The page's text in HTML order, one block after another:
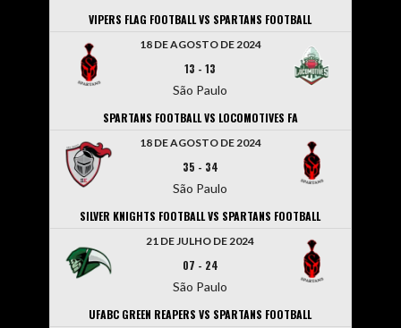
VIPERS FLAG FOOTBALL VS SPARTANS FOOTBALL
18 DE AGOSTO DE 2024
13 -13
São Paulo
SPARTANS FOOTBALL VS LOCOMOTIVES FA
18 DE AGOSTO DE 2024
35 - 34
São Paulo
SILVER KNIGHTS FOOTBALL VS SPARTANS FOOTBALL
21 DE JULHO DE 2024
07 - 24
São Paulo
UFABC GREEN REAPERS VS SPARTANS FOOTBALL